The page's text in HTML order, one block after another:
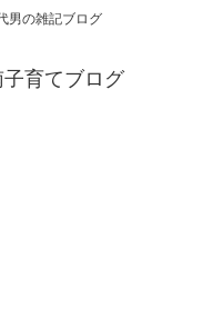
男の雑記ブログ
育てブログ